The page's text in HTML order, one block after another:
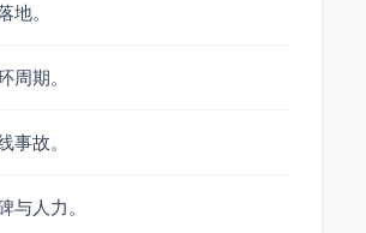
撮合吞吐不低于基线的
中与业务确认后固化为验收
与限速策略生效（以容器/节
。
期。
故。
人力。